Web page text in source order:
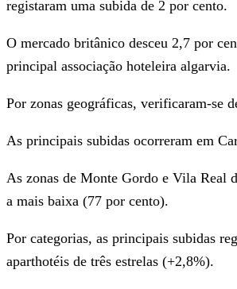
registaram uma subida de 2 por cento.
O mercado britânico desceu 2,7 por
principal associação hoteleira algarvia.
Por zonas geográficas, verificaram-se
As principais subidas ocorreram em
As zonas de Monte Gordo e Vila Real
a mais baixa (77 por cento).
Por categorias, as principais subidas
aparthotéis de três estrelas (+2,8%).